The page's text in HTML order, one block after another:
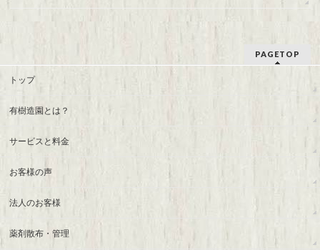
PAGETOP
トップ
有樹造園とは？
サービスと料金
お客様の声
法人のお客様
薬剤散布・管理